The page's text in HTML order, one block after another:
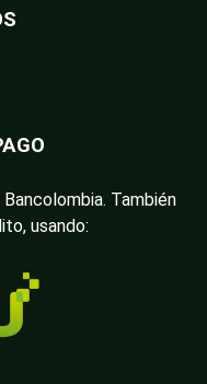
También
usando: